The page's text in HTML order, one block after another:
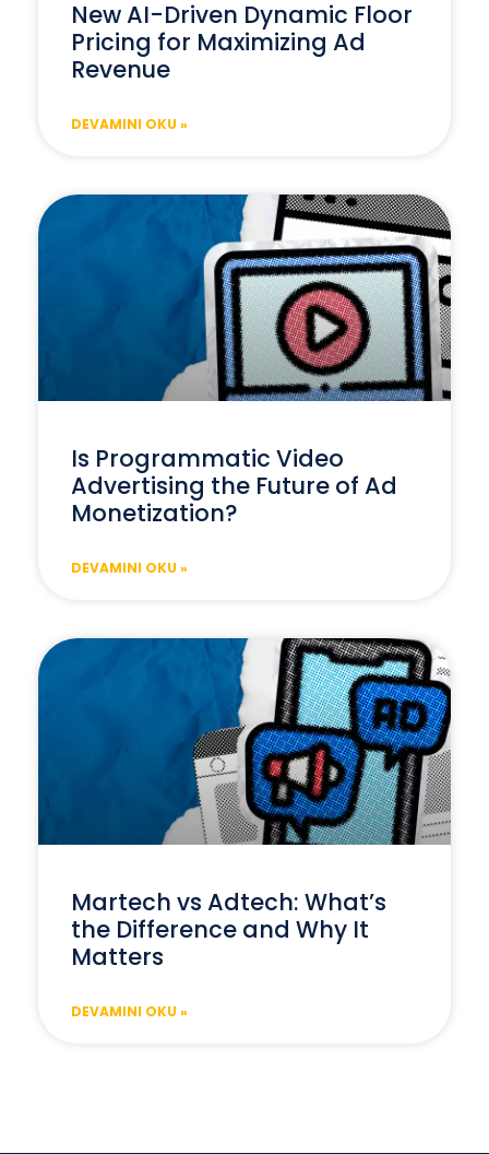
New AI-Driven Dynamic Floor
Pricing for Maximizing Ad
Revenue
DEVAMINI OKU »
Is Programmatic Video
Advertising the Future of Ad
Monetization?
DEVAMINI OKU »
Martech vs Adtech: What’s
the Difference and Why It
Matters
DEVAMINI OKU »